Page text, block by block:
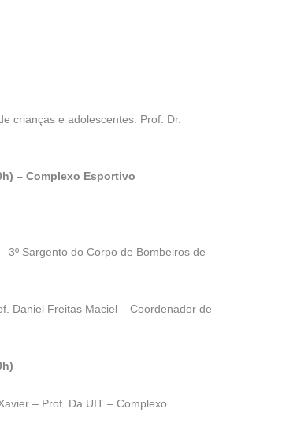
crianças e adolescentes. Prof. Dr.
– Complexo Esportivo
3º Sargento do Corpo de Bombeiros de
Daniel Freitas Maciel – Coordenador de
– Prof. Da UIT – Complexo